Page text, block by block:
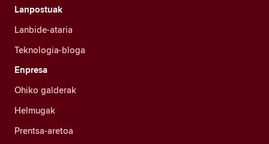
Lanpostuak
Lanbide-ataria
Teknologia-bloga
Enpresa
Ohiko galderak
Helmugak
Prentsa-aretoa